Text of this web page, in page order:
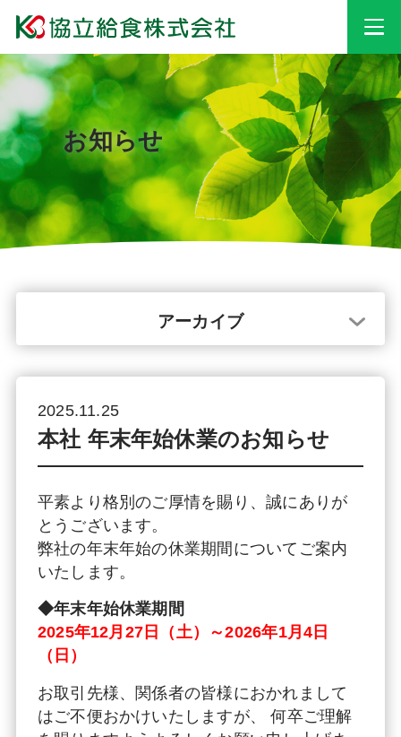
事業情報
安心・安全への取り組み
採用情報
お知らせ
2025.11.25
本社 年末年始休業のお知らせ
平素より格別のご厚情を賜り、誠にありが
とうございます。
弊社の年末年始の休業期間についてご案内
いたします。
◆年末年始休業期間
2025年12月27日（土）～2026年1月4日
（日）
お取引先様、関係者の皆様におかれまして
はご不便おかけいたしますが、 何卒ご理解
アーカイブ